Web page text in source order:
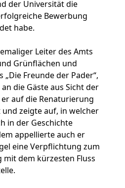
der Universität die
Bewerbung
habe.
Leiter des Amts
Grünflächen und
Freunde der Pader“,
die Gäste aus Sicht der
auf die Renaturierung
zeigte auf, in welcher
in der Geschichte
appellierte auch er
eine Verpflichtung zum
mit dem kürzesten Fluss